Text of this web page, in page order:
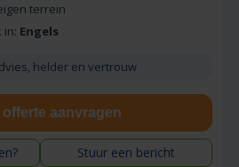
terrein
in: Engels
helder en vertrouw
offerte aanvragen
Stuur een bericht